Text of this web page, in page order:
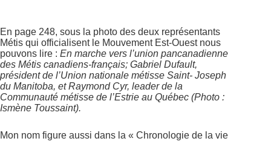
En page 248, sous la photo des deux représentants
Métis qui officialisent le Mouvement Est-Ouest nous
pouvons lire : En marche vers l’union pancanadienne
des Métis canadiens-français; Gabriel Dufault,
président de l’Union nationale métisse Saint- Joseph
du Manitoba, et Raymond Cyr, leader de la
Communauté métisse de l’Estrie au Québec (Photo :
Ismène Toussaint).
Mon nom figure aussi dans la « Chronologie de la vie